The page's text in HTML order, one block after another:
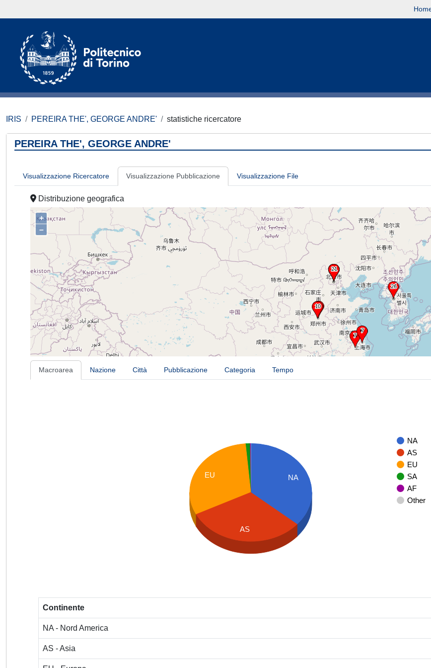
IRIS PEREIRA THE', GEORGE ANDRE' statistiche ricercatore
PEREIRA THE', GEORGE ANDRE'
Visualizzazione Ricercatore Visualizzazione Pubblicazione Visualizzazione File
Distribuzione geografica
+
–
Macroarea Nazione Città Pubblicazione Categoria Tempo
NA
AS
EU
SA
AF
Other
NA
EU
AS
Continente
NA - Nord America
AS - Asia